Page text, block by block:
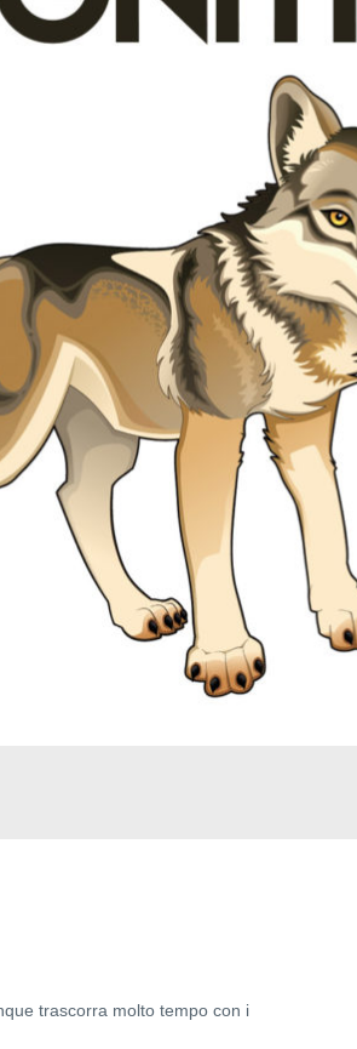
trascorra molto tempo con i